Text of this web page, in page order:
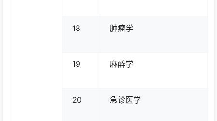
18 肿瘤学
19 麻醉学
20 急诊医学